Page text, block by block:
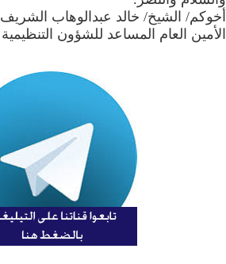
أخوكم/ الشيخ/ خالد عبدالوهاب الشريف
الأمين العام المساعد للشؤون التنظيمية